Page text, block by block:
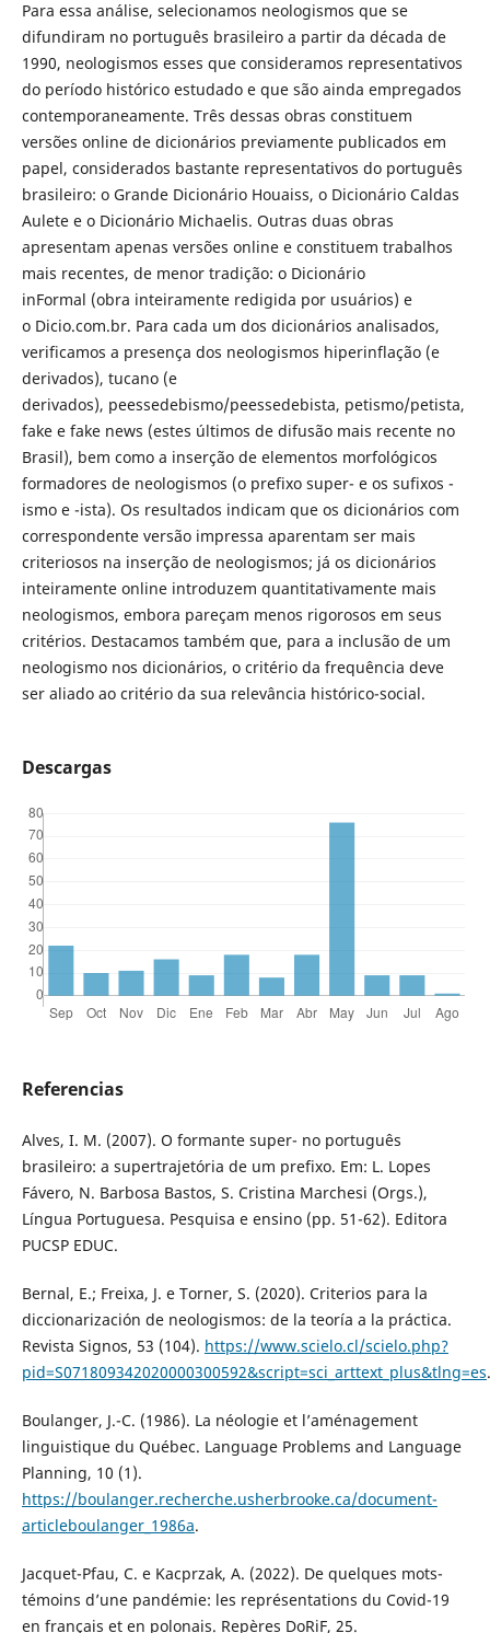
Para essa análise, selecionamos neologismos que se
difundiram no português brasileiro a partir da década de
1990, neologismos esses que consideramos representativos
do período histórico estudado e que são ainda empregados
contemporaneamente. Três dessas obras constituem
versões online de dicionários previamente publicados em
papel, considerados bastante representativos do português
brasileiro: o Grande Dicionário Houaiss, o Dicionário Caldas
Aulete e o Dicionário Michaelis. Outras duas obras
apresentam apenas versões online e constituem trabalhos
mais recentes, de menor tradição: o Dicionário
inFormal (obra inteiramente redigida por usuários) e
o Dicio.com.br. Para cada um dos dicionários analisados,
verificamos a presença dos neologismos hiperinflação (e
derivados), tucano (e
derivados), peessedebismo/peessedebista, petismo/petista,
fake e fake news (estes últimos de difusão mais recente no
Brasil), bem como a inserção de elementos morfológicos
formadores de neologismos (o prefixo super- e os sufixos -
ismo e -ista). Os resultados indicam que os dicionários com
correspondente versão impressa aparentam ser mais
criteriosos na inserção de neologismos; já os dicionários
inteiramente online introduzem quantitativamente mais
neologismos, embora pareçam menos rigorosos em seus
critérios. Destacamos também que, para a inclusão de um
neologismo nos dicionários, o critério da frequência deve
ser aliado ao critério da sua relevância histórico-social.
Descargas
Referencias
Alves, I. M. (2007). O formante super- no português
brasileiro: a supertrajetória de um prefixo. Em: L. Lopes
Fávero, N. Barbosa Bastos, S. Cristina Marchesi (Orgs.),
Língua Portuguesa. Pesquisa e ensino (pp. 51-62). Editora
PUCSP EDUC.
Bernal, E.; Freixa, J. e Torner, S. (2020). Criterios para la
diccionarización de neologismos: de la teoría a la práctica.
Revista Signos, 53 (104). https://www.scielo.cl/scielo.php?
pid=S071809342020000300592&script=sci_arttext_plus&tlng=es.
Boulanger, J.-C. (1986). La néologie et l’aménagement
linguistique du Québec. Language Problems and Language
Planning, 10 (1).
https://boulanger.recherche.usherbrooke.ca/document-
articleboulanger_1986a.
Jacquet-Pfau, C. e Kacprzak, A. (2022). De quelques mots-
témoins d’une pandémie: les représentations du Covid-19
en français et en polonais. Repères DoRiF, 25.